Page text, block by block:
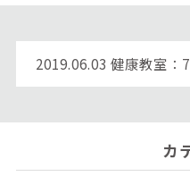
2019.06.03健康教室：
カ